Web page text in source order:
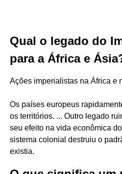
Qual o legado do
para a África e
Ações imperialistas na África e
Os países europeus
os territórios. ... Outro legado
seu efeito na vida econômica
sistema colonial destruiu o
existia.